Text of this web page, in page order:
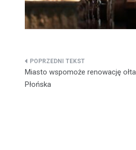
Nawigacja
wpisu
Miasto wspomoże renowację
Płońska